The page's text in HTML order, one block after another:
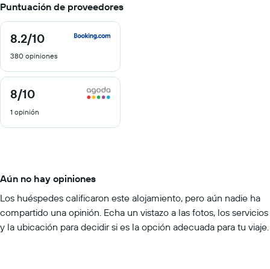
Puntuación de proveedores
8.2/10
8.2
10
380 opiniones
8/10
8
de
10
1 opinión
Aún no hay opiniones
Los huéspedes calificaron este alojamiento, pero aún nadie ha
compartido una opinión. Echa un vistazo a las fotos, los servicios
y la ubicación para decidir si es la opción adecuada para tu viaje.